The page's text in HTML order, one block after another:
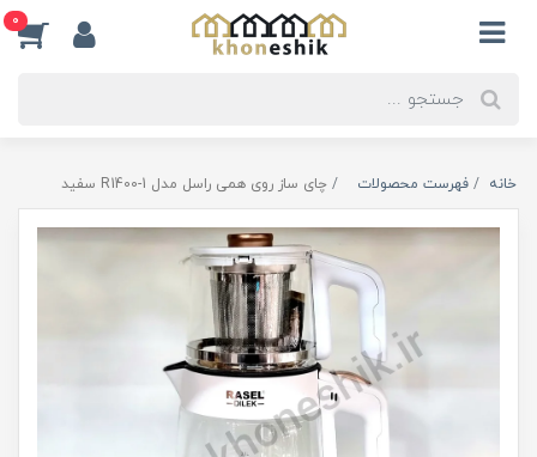
0
خانه فهرست محصولات چای ساز روی همی راسل مدل R1400-1 سفید